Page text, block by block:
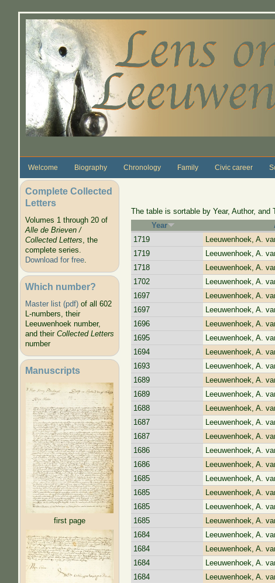
Welcome Biography Chronology Family Civic career
Complete Collected
Letters
Volumes 1 through 20 of
Alle de Brieven /
Collected Letters, the
complete series.
Download for free.
Which number?
Master list (pdf)of all 602
L-numbers, their
Leeuwenhoek number,
and their Collected Letters
number
Manuscripts
first page
The table is sortable by Year, Author, and
Year
1719
Leeuwenhoek, A.
1719
Leeuwenhoek, A.
1718
Leeuwenhoek, A.
1702
Leeuwenhoek, A.
1697
Leeuwenhoek, A.
1697
Leeuwenhoek, A.
1696
Leeuwenhoek, A.
1695
Leeuwenhoek, A.
1694
Leeuwenhoek, A.
1693
Leeuwenhoek, A.
1689
Leeuwenhoek, A.
1689
Leeuwenhoek, A.
1688
Leeuwenhoek, A.
1687
Leeuwenhoek, A.
1687
Leeuwenhoek, A.
1686
Leeuwenhoek, A.
1686
Leeuwenhoek, A.
1685
Leeuwenhoek, A.
1685
Leeuwenhoek, A.
1685
Leeuwenhoek, A.
1685
Leeuwenhoek, A.
1684
Leeuwenhoek, A.
1684
Leeuwenhoek, A.
1684
Leeuwenhoek, A.
1684
Leeuwenhoek, A.